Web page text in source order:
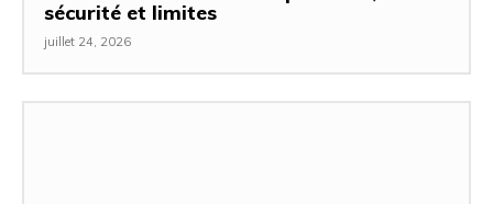
sécurité et limites
juillet 24, 2026